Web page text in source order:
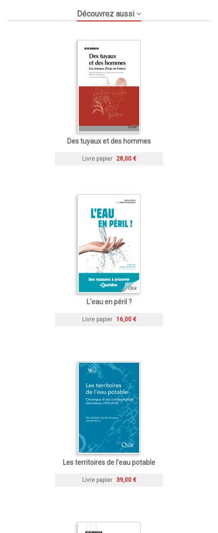
Découvrez aussi
Des tuyaux et des hommes
Livre papier 28,00 €
L'eau en péril ?
Livre papier 16,00 €
Les territoires de l'eau potable
Livre papier 39,00 €